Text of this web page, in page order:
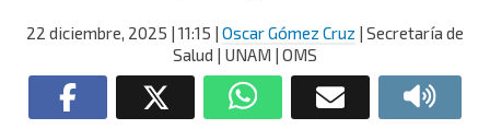
22 diciembre, 2025 | 11:15 | Oscar Gómez Cruz | Secretaría de
Salud | UNAM | OMS